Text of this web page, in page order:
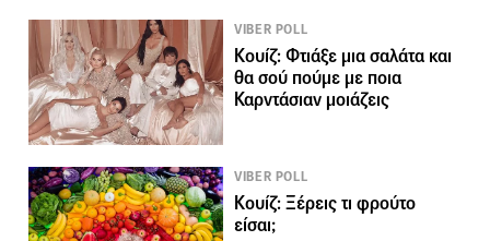
VIBER POLL
Κουίζ: Φτιάξε μια σαλάτα και
θα σού πούμε με ποια
Καρντάσιαν μοιάζεις
VIBER POLL
Κουίζ: Ξέρεις τι φρούτο
είσαι;